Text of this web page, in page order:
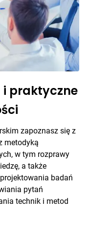
i praktyczne
zapoznasz się z
metodyką
w tym rozprawy
a także
badań
pytań
technik i metod